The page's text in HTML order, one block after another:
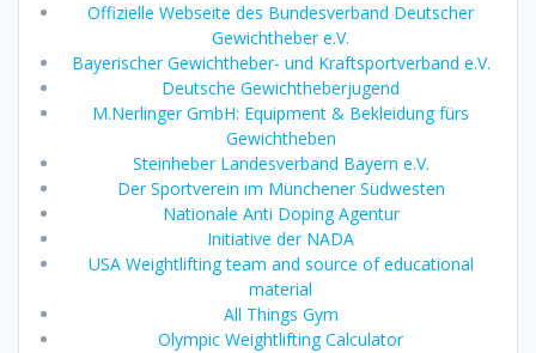
Offizielle Webseite des Bundesverband Deutscher
Gewichtheber e.V.
Bayerischer Gewichtheber- und Kraftsportverband e.V.
Deutsche Gewichtheberjugend
M.Nerlinger GmbH: Equipment & Bekleidung fürs
Gewichtheben
Steinheber Landesverband Bayern e.V.
Der Sportverein im Münchener Südwesten
Nationale Anti Doping Agentur
Initiative der NADA
USA Weightlifting team and source of educational
material
All Things Gym
Olympic Weightlifting Calculator